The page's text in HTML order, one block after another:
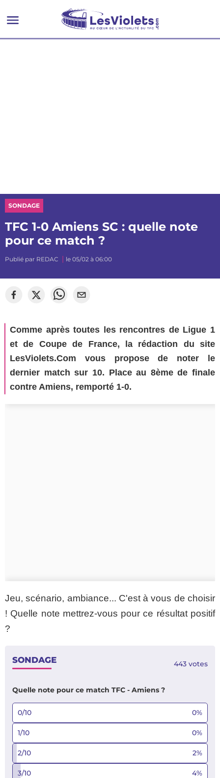
SONDAGE
TFC 1-0 Amiens SC : quelle note
pour ce match ?
Publié par REDAC le 05/02 à 06:00
Comme après toutes les rencontres de Ligue 1
et de Coupe de France, la rédaction du site
LesViolets.Com vous propose de noter le
dernier match sur 10. Place au 8ème de finale
contre Amiens, remporté 1-0.
Jeu, scénario, ambiance... C'est à vous de choisir
! Quelle note mettrez-vous pour ce résultat positif
?
SONDAGE 443 votes
Quelle note pour ce match TFC - Amiens ?
0/10 0%
1/10 0%
2/10 2%
3/10 4%